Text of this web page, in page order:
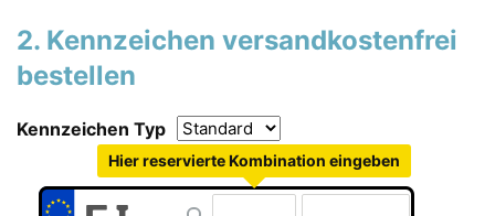
2. Kennzeichen versandkostenfrei
bestellen
Kennzeichen Typ
Hier reservierte Kombination eingeben